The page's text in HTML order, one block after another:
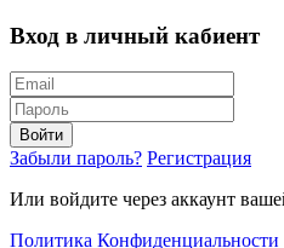
Вход в личный кабиент
Войти
Забыли пароль? Регистрация
Или войдите через аккаунт
Политика Конфиденциальности